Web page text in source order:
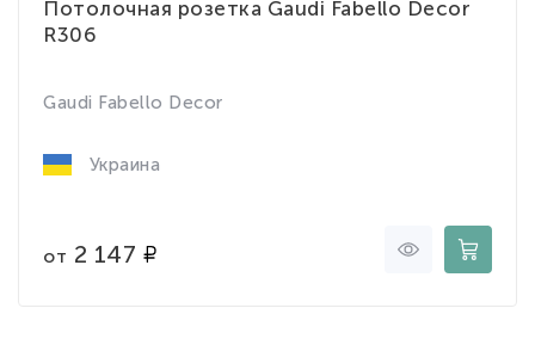
Потолочная розетка Gaudi Fabello Decor
R306
Gaudi Fabello Decor
Украина
от 2 147